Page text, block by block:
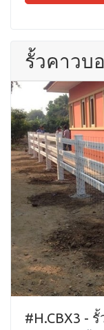
รั้วคาวบ
#H.CBX3 -